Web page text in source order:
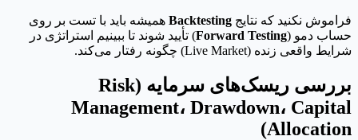
فراموش نکنید که نتایج Backtesting همیشه باید با تست بر روی
حساب دمو (Forward Testing) تأیید شوند تا ببینیم استراتژی در
شرایط واقعی زنده (Live Market) چگونه رفتار می‌کند.
بررسی ریسک‌های سرمایه (Risk
Management، Drawdown، Capital
Allocation)